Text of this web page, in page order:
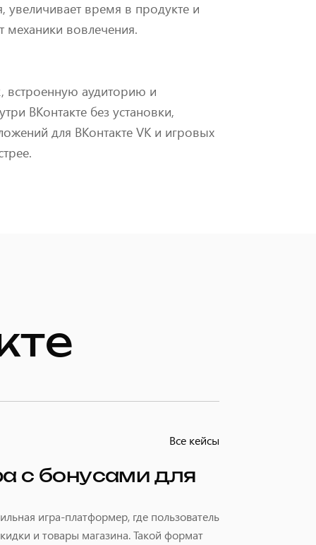
увеличивает время в продукте и
механики вовлечения.
встроенную аудиторию и
ВКонтакте без установки,
для ВКонтакте VK и игровых
Все кейсы
с бонусами для
игра-платформер, где пользователь
и товары магазина. Такой формат